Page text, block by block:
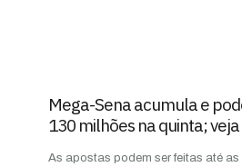
Mega-Sena acumula e
130 milhões na quinta;
As apostas podem ser feitas até